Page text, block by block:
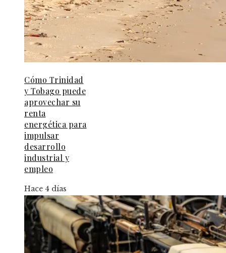
Cómo Trinidad
y Tobago puede
aprovechar su
renta
energética para
impulsar
desarrollo
industrial y
empleo
Hace 4 días